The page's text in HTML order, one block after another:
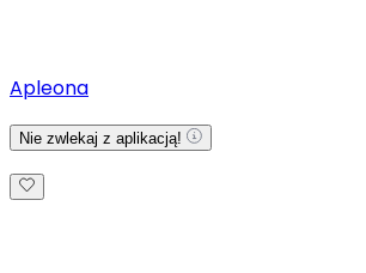
Apleona
Nie zwlekaj z aplikacją!